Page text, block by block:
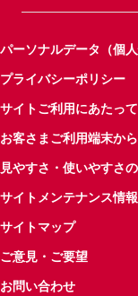
パーソナルデータ（個
プライバシーポリシー
サイトご利用にあたって
お客さまご利用端末か
見やすさ・使いやすさ
サイトメンテナンス情報
サイトマップ
ご意見・ご要望
お問い合わせ